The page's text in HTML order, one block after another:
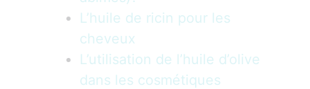
L’huile de ricin pour les
cheveux
L’utilisation de l’huile d’olive
dans les cosmétiques